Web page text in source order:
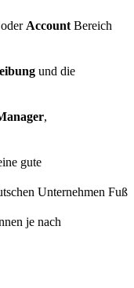
oder Account Bereich
und die
,
gute
Unternehmen Fuß
je nach